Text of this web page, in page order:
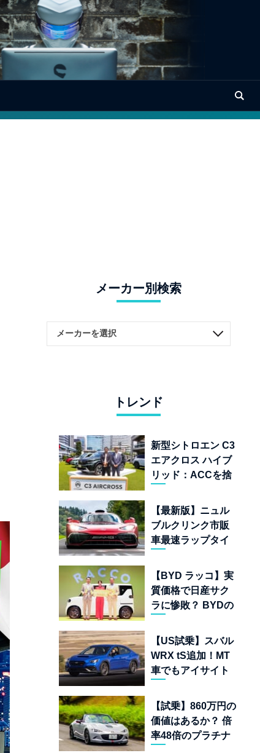
メーカー別検索
トレンド
新型シトロエン C3
エアクロス ハイブ
リッド：ACCを捨
毯」を手に入れた
フランスの異端児
【最新版】ニュル
ブルクリンク市販
車最速ラップタイ
22台を一挙公開
【BYD ラッコ】実
質価格で日産サク
ラに惨敗？ BYDの
金ドーピング」の
異常な世界
【US試乗】スバル
WRX tS追加！MT
車でもアイサイト
ソリンAWDスポー
ツセダン
【試乗】860万円の
価値はあるか？ 倍
率48倍のプラチナ